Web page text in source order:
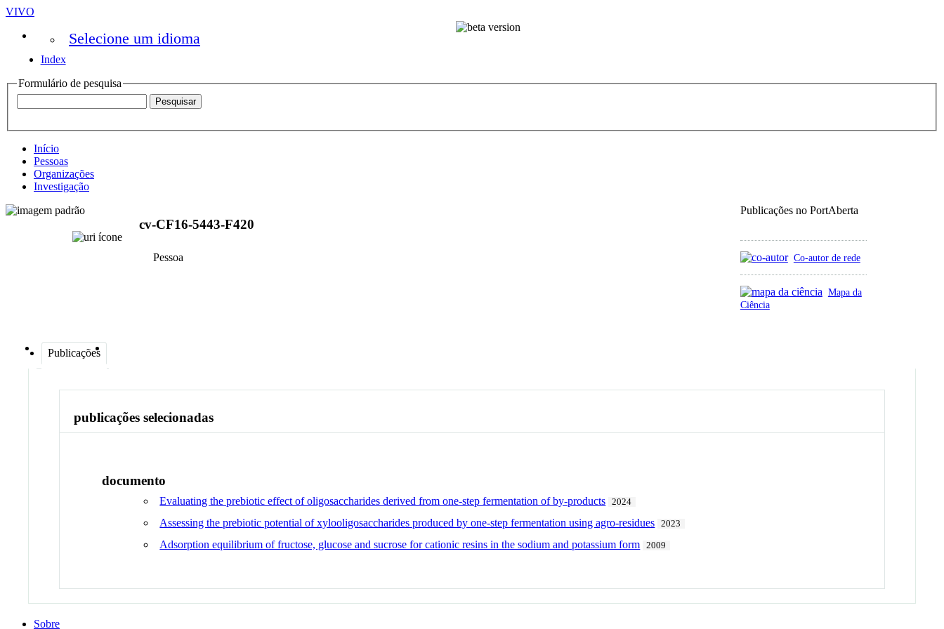
VIVO
Selecione um idioma
Index
Formulário de pesquisa
Início
Pessoas
Organizações
Investigação
Publicações no PortAberta
Co-autor de rede
Mapa da
Ciência
cv-CF16-5443-F420
Pessoa
Publicações
publicações selecionadas
documento
Evaluating the prebiotic effect of oligosaccharides derived from one-step fermentation of by-products 2024
Assessing the prebiotic potential of xylooligosaccharides produced by one-step fermentation using agro-residues 2023
Adsorption equilibrium of fructose, glucose and sucrose for cationic resins in the sodium and potassium form 2009
Sobre